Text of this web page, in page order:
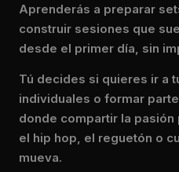
Aprenderás a preparar
construir sesiones que
desde el primer día, sin
Tú decides si quieres ir a
individuales o formar
donde compartir la
el hip hop, el reguetón o
mueva.